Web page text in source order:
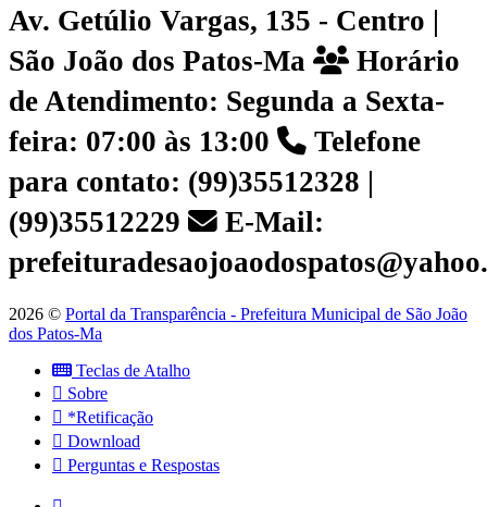
Av. Getúlio Vargas, 135 - Centro |
São João dos Patos-Ma
Horário
de Atendimento: Segunda a Sexta-
feira: 07:00 às 13:00
Telefone
para contato: (99)35512328 |
(99)35512229
E-Mail:
2026 © Portal da Transparência - Prefeitura Municipal de São João
dos Patos-Ma
Teclas de Atalho
Sobre
*Retificação
Download
Perguntas e Respostas